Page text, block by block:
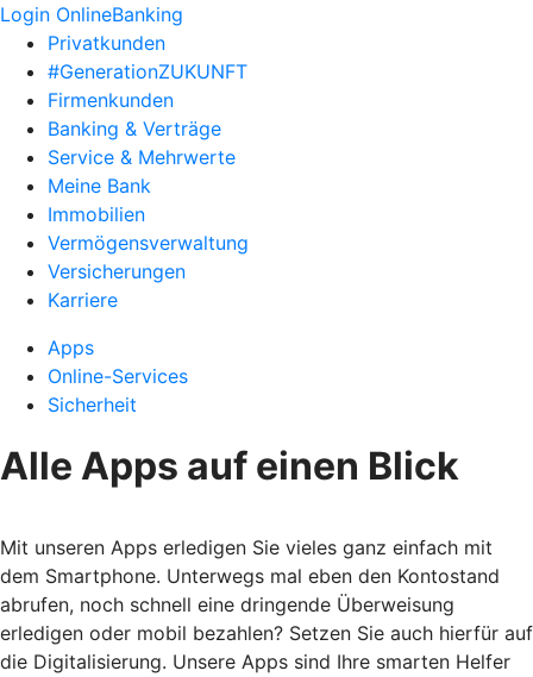
Login OnlineBanking
Privatkunden
#GenerationZUKUNFT
Firmenkunden
Banking & Verträge
Service & Mehrwerte
Meine Bank
Immobilien
Vermögensverwaltung
Versicherungen
Karriere
Apps
Online-Services
Sicherheit
Alle Apps auf einen Blick
Mit unseren Apps erledigen Sie vieles ganz einfach mit
dem Smartphone. Unterwegs mal eben den Kontostand
abrufen, noch schnell eine dringende Überweisung
erledigen oder mobil bezahlen? Setzen Sie auch hierfür auf
die Digitalisierung. Unsere Apps sind Ihre smarten Helfer